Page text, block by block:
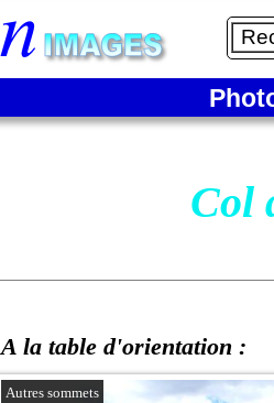
Col
A la table d'orientation :
Autres sommets